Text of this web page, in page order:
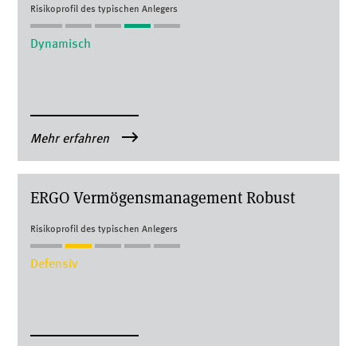
Risikoprofil des typischen Anlegers
Dynamisch
Mehr erfahren
ERGO Ver­mö­gens­ma­nage­ment Ro­bust
Risikoprofil des typischen Anlegers
Defensiv